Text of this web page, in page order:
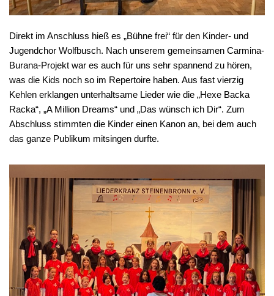
Direkt im Anschluss hieß es „Bühne frei“ für den Kinder- und
Jugendchor Wolfbusch. Nach unserem gemeinsamen Carmina-
Burana-Projekt war es auch für uns sehr spannend zu hören,
was die Kids noch so im Repertoire haben. Aus fast vierzig
Kehlen erklangen unterhaltsame Lieder wie die „Hexe Backa
Racka“, „A Million Dreams“ und „Das wünsch ich Dir“. Zum
Abschluss stimmten die Kinder einen Kanon an, bei dem auch
das ganze Publikum mitsingen durfte.